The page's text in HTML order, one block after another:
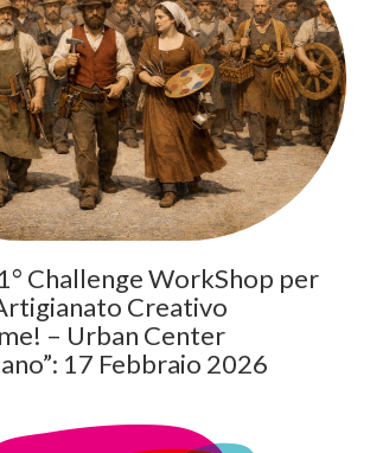
Challenge WorkShop per
Creativo
– Urban Center
17 Febbraio 2026